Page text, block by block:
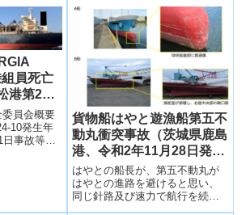
員死亡
港第2区
令和5年9
委員会概要
10発生年
事故等種
貨物船はやと遊漁船第五不
動丸衝突事故（茨城県鹿島
港、令和2年11月28日発
生）
はやとの船長が、第五不動丸が
はやとの進路を避けると思い、
同じ針路及び速力で航行を続
け、また、第五不動丸の船長